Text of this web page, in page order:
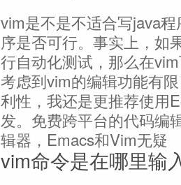
vim是不是不适合写java
序是否可行。事实上，如
行自动化测试，那么在
考虑到vim的编辑功能有
利性，我还是更推荐使用
发。免费跨平台的代码编
辑器，Emacs和Vim无疑
vim命令是在哪里输